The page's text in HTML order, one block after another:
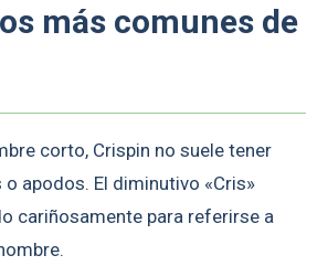
más comunes de
corto, Crispin no suele tener
apodos. El diminutivo «Cris»
cariñosamente para referirse a